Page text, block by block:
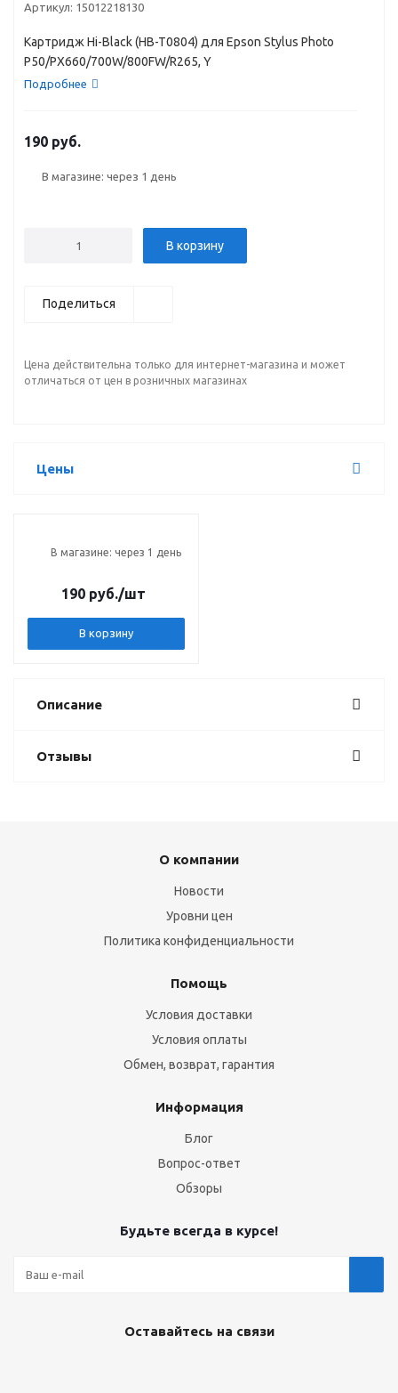
Артикул: 15012218130
Картридж Hi-Black (HB-T0804) для Epson Stylus Photo
P50/PX660/700W/800FW/R265, Y
Подробнее
190 руб.
В магазине: через 1 день
В корзину
Поделиться
Цена действительна только для интернет-магазина и может
отличаться от цен в розничных магазинах
Цены
В магазине: через 1 день
190 руб./шт
В корзину
Описание
Отзывы
О компании
Новости
Уровни цен
Политика конфиденциальности
Помощь
Условия доставки
Условия оплаты
Обмен, возврат, гарантия
Информация
Блог
Вопрос-ответ
Обзоры
Будьте всегда в курсе!
Оставайтесь на связи